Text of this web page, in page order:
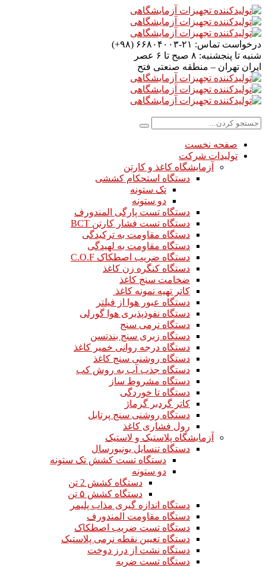
درخواست تماس: ۲۱-۶۶۸۰۴۰۰۳ (۹۸+)
شنبه تا پنجشنبه: ۸ صبح تا ۶ عصر
ایران تهران – منطقه صنعتی فتح
صفحه نخست
تولیدات شرکت
آزمایشگاه کاغذ و کارتن
دستگاه استحکام کششی
تک ستونه
دو ستونه
دستگاه تست پارگی المندورف
دستگاه تست فشار کارتن BCT
دستگاه مقاومت به ترکیدگی
دستگاه مقاومت به لهیدگی
دستگاه ضریب اصطکاک C.O.F
دستگاه کنگره زن کاغذ
ضخامت سنج کاغذ
کاتر تهیه نمونه کاغذ
دستگاه عبور هوا از فیلتر
دستگاه نفوذپذیری هوا گورلی
دستگاه نرمی سنج
دستگاه زبری سنج بندتسن
دستگاه درجه روانی خمیر کاغذ
دستگاه روشنی سنج کاغذ
دستگاه جذب آب به روش کب
دستگاه مشروط ساز
دستگاه تا خوردگی
کاتر گردبر گرماژ
دستگاه روشنی سنج پرتابل
رول فشاری کاغذ
آزمایشگاه پلاستیک و لاستیک
دستگاه تنسایل یونیورسال
دستگاه تست کشش تک ستونه
دو ستونه
دستگاه کشش 2 تن
دستگاه کشش ۵ تن
دستگاه اندازه گیری مذاب پلیمر
دستگاه مقاومت المندورف
دستگاه تست ضریب اصطکاک
دستگاه تعیین نقطه نرمی پلاستیک
دستگاه نشت از درز دوخت
دستگاه تست ضربه